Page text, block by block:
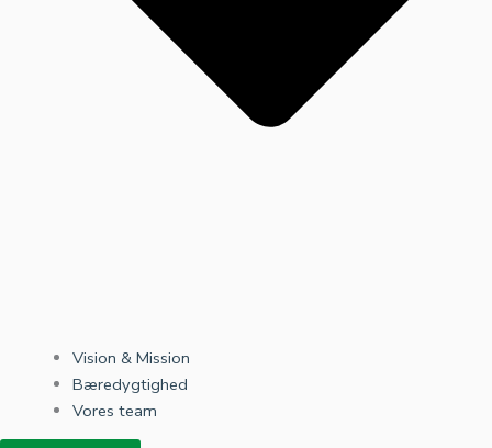
Vision & Mission
Bæredygtighed
Vores team